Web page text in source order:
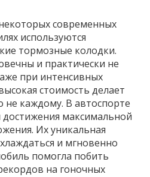
современных
используются
тормозные колодки.
и практически не
при интенсивных
стоимость делает
не каждому. В автоспорте
достижения максимальной
Их уникальная
и мгновенно
помогла побить
на гоночных